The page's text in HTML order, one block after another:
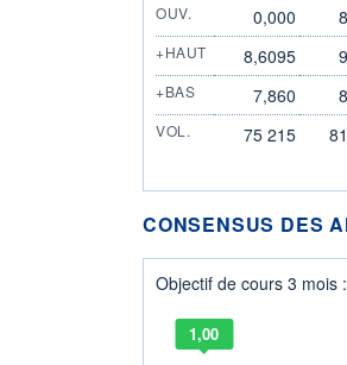
OUV. 0,000
+HAUT 8,6095
+BAS 7,860
VOL. 75 215
CONSENSUS DES
Objectif de cours 3 mois :
1,00